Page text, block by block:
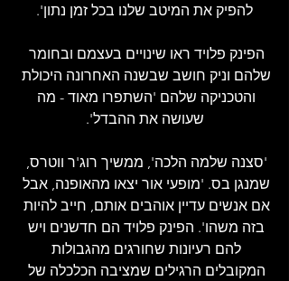
להפיק את המיטב שלנו בכל זמן נתון'.
הפינק פלויד ראו שינויים בעצמם ובחומר
שלהם וניק חושב שבשנה האחרונה היכולת
והטכניקה שלהם 'השתפרו מאוד - מה
שעושה את ההבדל'.
'סצנה שלמה הלכה', ממשיך רוג'ר ווטרס,
שמנגן בס. 'מופעי אור יצאו מהאופנה, אבל
אם אנשים עדיין אוהבים אותם, חייב להיות
בזה משהו'. הפינק פלויד הם חדשנים ויש
להם רעיונות שחורגים מהגבולות
המקובלים הרגילים שמציבה הכלכלה של